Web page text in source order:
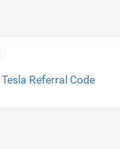
Tesla Referral Code